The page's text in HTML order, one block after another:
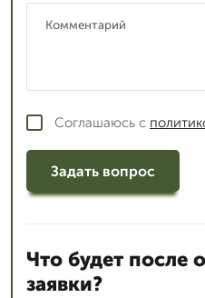
Соглашаюсь с
Задать вопрос
Что будет после
заявки?